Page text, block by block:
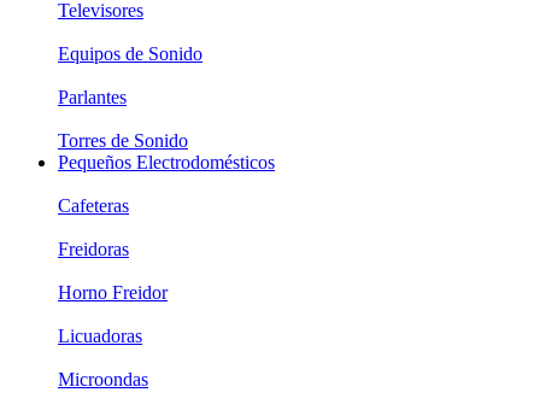
Televisores
Equipos de Sonido
Parlantes
Torres de Sonido
Pequeños Electrodomésticos
Cafeteras
Freidoras
Horno Freidor
Licuadoras
Microondas